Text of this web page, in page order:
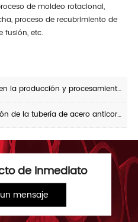
de moldeo rotacional,
proceso de recubrimiento de
fusión, etc.
procesamiento de tubos de acero recubiertos de plástico
la tubería de acero anticorrosión 3pe
de inmediato
mensaje